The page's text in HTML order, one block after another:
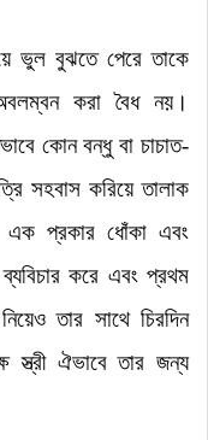
ভুল বুঝতে পেরে তাকে
করা বৈধ নয়।
কোন বন্ধু বা চাচাত-
সহবাস করিয়ে তালাক
এক প্রকার ধোঁকা এবং
ব্যবিচার করে এবং প্রথম
তার সাথে চিরদিন
স্ত্রী ঐভাবে তার জন্য